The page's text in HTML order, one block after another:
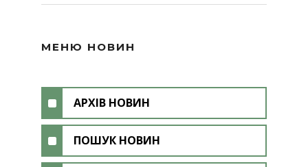
МЕНЮ НОВИН
АРХІВ НОВИН
ПОШУК НОВИН